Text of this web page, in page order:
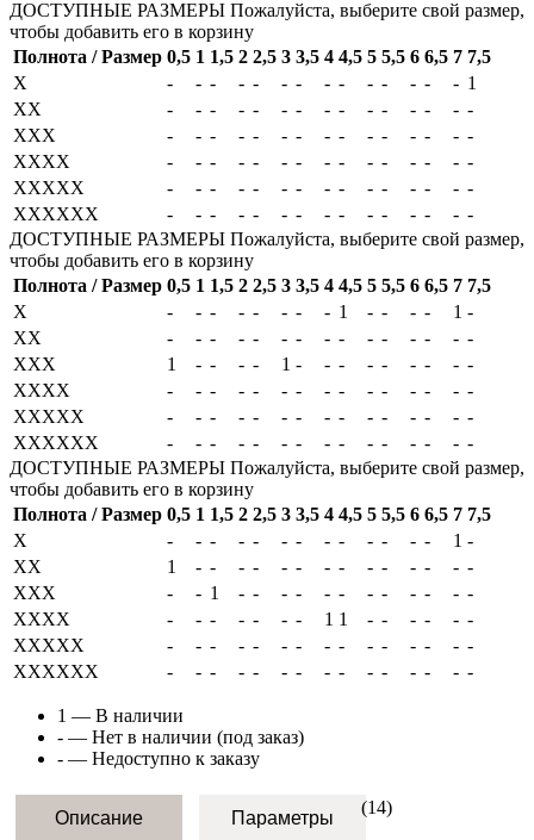
ДОСТУПНЫЕ РАЗМЕРЫ Пожалуйста, выберите свой размер,
чтобы добавить его в корзину
Полнота / Размер 0,5 1 1,5 2 2,5 3 3,5 4 4,5 5 5,5 6 6,5 7 7,5
X
- - - - - - - - - - - - - - 1
XX
- - - - - - - - - - - - - - -
XXX
- - - - - - - - - - - - - - -
XXXX
- - - - - - - - - - - - - - -
XXXXX
- - - - - - - - - - - - - - -
XXXXXX
- - - - - - - - - - - - - - -
ДОСТУПНЫЕ РАЗМЕРЫ Пожалуйста, выберите свой размер,
чтобы добавить его в корзину
Полнота / Размер 0,5 1 1,5 2 2,5 3 3,5 4 4,5 5 5,5 6 6,5 7 7,5
X
- - - - - - - - 1 - - - - 1 -
XX
- - - - - - - - - - - - - - -
XXX
1 - - - - 1 - - - - - - - - -
XXXX
- - - - - - - - - - - - - - -
XXXXX
- - - - - - - - - - - - - - -
XXXXXX
- - - - - - - - - - - - - - -
ДОСТУПНЫЕ РАЗМЕРЫ Пожалуйста, выберите свой размер,
чтобы добавить его в корзину
Полнота / Размер 0,5 1 1,5 2 2,5 3 3,5 4 4,5 5 5,5 6 6,5 7 7,5
X
- - - - - - - - - - - - - 1 -
XX
1 - - - - - - - - - - - - - -
XXX
- - 1 - - - - - - - - - - - -
XXXX
- - - - - - - 1 1 - - - - - -
XXXXX
- - - - - - - - - - - - - - -
XXXXXX
- - - - - - - - - - - - - - -
1 — В наличии
- — Нет в наличии (под заказ)
- — Недоступно к заказу
(14)
Описание Параметры